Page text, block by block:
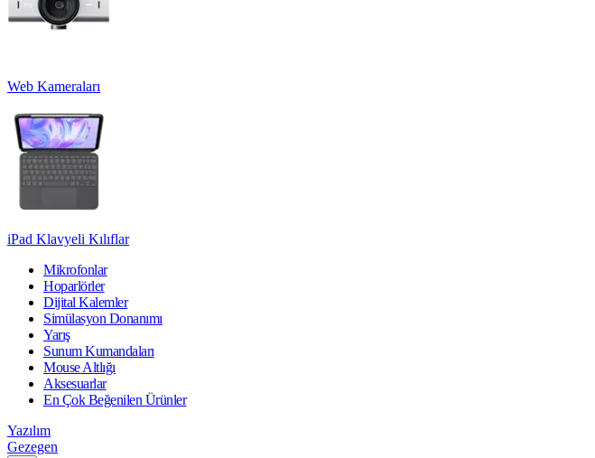
Web Kameraları
iPad Klavyeli Kılıflar
Mikrofonlar
Hoparlörler
Dijital Kalemler
Simülasyon Donanımı
Yarış
Sunum Kumandaları
Mouse Altlığı
Aksesuarlar
En Çok Beğenilen Ürünler
Yazılım
Gezegen